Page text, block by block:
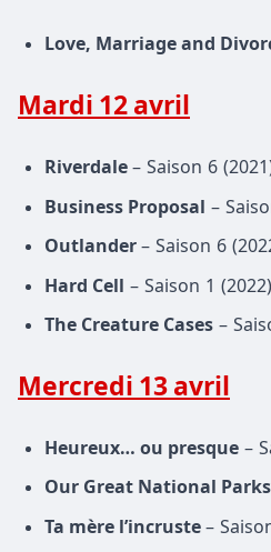
Love, Marriage and
Mardi 12 avril
Riverdale – Saison 6
Business Proposal –
Outlander – Saison 6
Hard Cell – Saison 1 (2022)
The Creature Cases –
Mercredi 13 avril
Heureux… ou presque –
Our Great National Parks
Ta mère l’incruste –